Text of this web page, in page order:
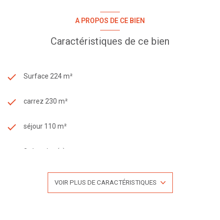
A PROPOS DE CE BIEN
Caractéristiques de ce bien
Surface 224 m²
carrez 230 m²
séjour 110 m²
3 chambre(s)
VOIR PLUS DE CARACTÉRISTIQUES